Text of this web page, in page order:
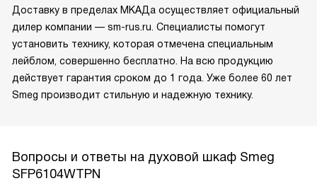
Доставку в пределах МКАДа осуществляет официальный
дилер компании — sm-rus.ru. Специалисты помогут
установить технику, которая отмечена специальным
лейблом, совершенно бесплатно. На всю продукцию
действует гарантия сроком до 1 года. Уже более 60 лет
Smeg производит стильную и надежную технику.
Вопросы и ответы на духовой шкаф Smeg
SFP6104WTPN